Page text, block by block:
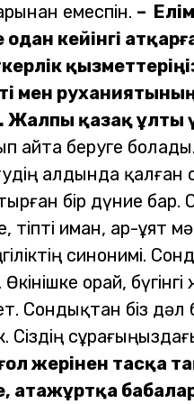
емеспін. –
кейінгі
мен
Жалпы қазақ
айта беруге
алдында
бір дүние бар.
иман, ар-ұят
синонимі.
Өкінішке орай,
біз дәл
жерінен тасқа
атажұртқа